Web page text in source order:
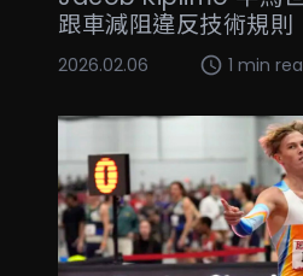
跟車減阻違反技術規則
2026.02.06 1 min